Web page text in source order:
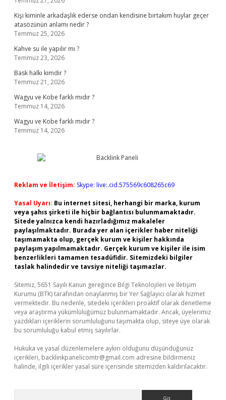
Kişi kiminle arkadaşlık ederse ondan kendisine birtakım huylar geçer
atasözünün anlamı nedir ?
Temmuz 25, 2026
Kahve su ile yapılır mı ?
Temmuz 23, 2026
Bask halkı kimdir ?
Temmuz 21, 2026
Wagyu ve Kobe farklı mıdır ?
Temmuz 14, 2026
Wagyu ve Kobe farklı mıdır ?
Temmuz 14, 2026
Reklam ve İletişim: Skype: live:.cid.575569c608265c69
Yasal Uyarı: Bu internet sitesi, herhangi bir marka, kurum
veya şahıs şirketi ile hiçbir bağlantısı bulunmamaktadır.
Sitede yalnızca kendi hazırladığımız makaleler
paylaşılmaktadır. Burada yer alan içerikler haber niteliği
taşımamakta olup, gerçek kurum ve kişiler hakkında
paylaşım yapılmamaktadır. Gerçek kurum ve kişiler ile isim
benzerlikleri tamamen tesadüfidir. Sitemizdeki bilgiler
taslak halindedir ve tavsiye niteliği taşımazlar.
Sitemiz, 5651 Sayılı Kanun gereğince Bilgi Teknolojileri ve İletişim
Kurumu (BTK) tarafından onaylanmış bir Yer Sağlayıcı olarak hizmet
vermektedir. Bu nedenle, sitedeki içerikleri proaktif olarak denetleme
veya araştırma yükümlülüğümüz bulunmamaktadır. Ancak, üyelerimiz
yazdıkları içeriklerin sorumluluğunu taşımakta olup, siteye üye olarak
bu sorumluluğu kabul etmiş sayılırlar.
Hukuka ve yasal düzenlemelere aykırı olduğunu düşündüğünüz
içerikleri, backlinkpanelicomtr@gmail.com adresine bildirmeniz
halinde, ilgili içerikler yasal süre içerisinde sitemizden kaldırılacaktır.